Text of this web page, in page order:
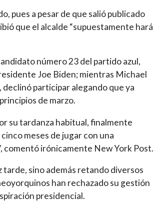
pues a pesar de que salió publicado
que el alcalde “supuestamente hará
número 23 del partido azul,
Joe Biden; mientras Michael
declinó participar alegando que ya
de marzo.
su tardanza habitual, finalmente
meses de jugar con una
comentó irónicamente New York Post.
tarde, sino además retando diversos
han rechazado su gestión
presidencial.